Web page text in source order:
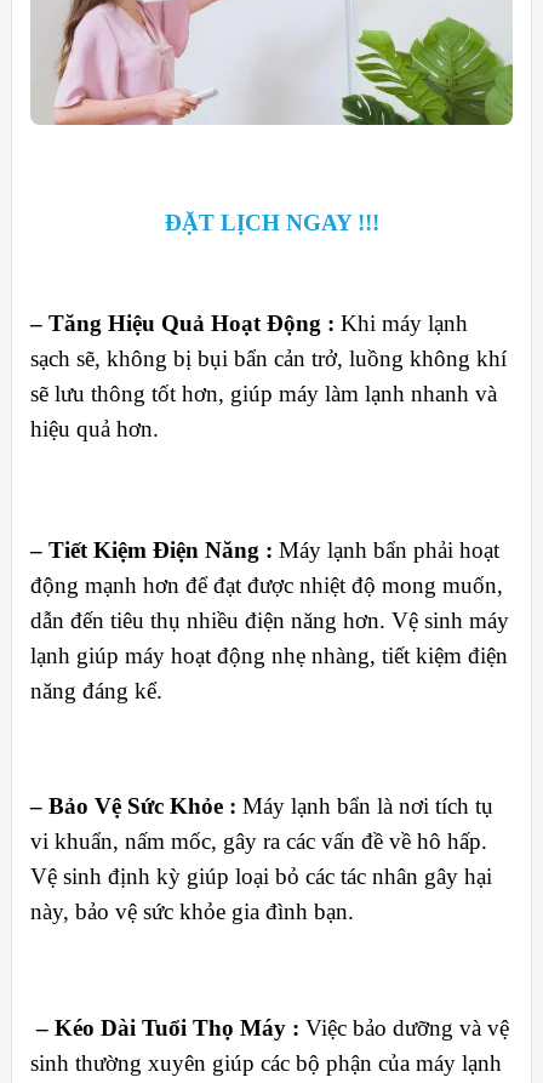
ĐẶT LỊCH NGAY !!!
– Tăng Hiệu Quả Hoạt Động : Khi máy lạnh
sạch sẽ, không bị bụi bẩn cản trở, luồng không khí
sẽ lưu thông tốt hơn, giúp máy làm lạnh nhanh và
hiệu quả hơn.
– Tiết Kiệm Điện Năng : Máy lạnh bẩn phải hoạt
động mạnh hơn để đạt được nhiệt độ mong muốn,
dẫn đến tiêu thụ nhiều điện năng hơn. Vệ sinh máy
lạnh giúp máy hoạt động nhẹ nhàng, tiết kiệm điện
năng đáng kể.
– Bảo Vệ Sức Khỏe : Máy lạnh bẩn là nơi tích tụ
vi khuẩn, nấm mốc, gây ra các vấn đề về hô hấp.
Vệ sinh định kỳ giúp loại bỏ các tác nhân gây hại
này, bảo vệ sức khỏe gia đình bạn.
– Kéo Dài Tuổi Thọ Máy : Việc bảo dưỡng và vệ
sinh thường xuyên giúp các bộ phận của máy lạnh